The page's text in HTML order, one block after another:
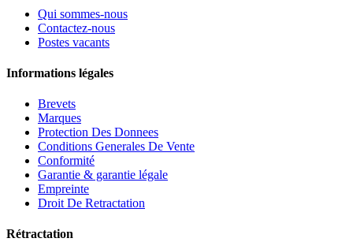
Qui sommes-nous
Contactez-nous
Postes vacants
Informations légales
Brevets
Marques
Protection Des Donnees
Conditions Generales De Vente
Conformité
Garantie & garantie légale
Empreinte
Droit De Retractation
Rétractation